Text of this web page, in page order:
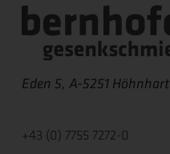
Eden 5, A-5251 Höhnhart
+43 (0) 7755 7272-0